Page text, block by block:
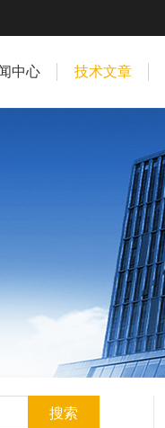
中心 技术文章